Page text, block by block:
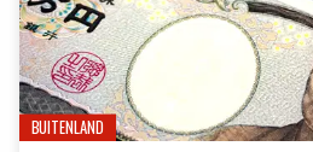
BUITENLAND